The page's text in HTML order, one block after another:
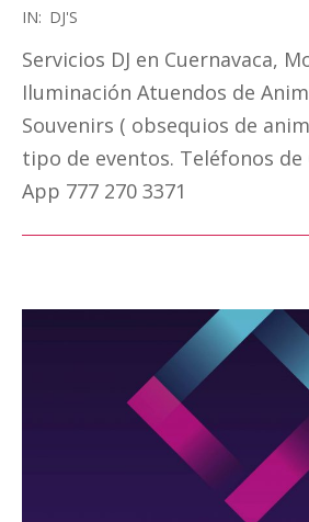
2020-
01-
13
IN: DJ'S
Servicios DJ en Cuernavaca,
Iluminación Atuendos de
Souvenirs ( obsequios de
tipo de eventos. Teléfonos
App 777 270 3371